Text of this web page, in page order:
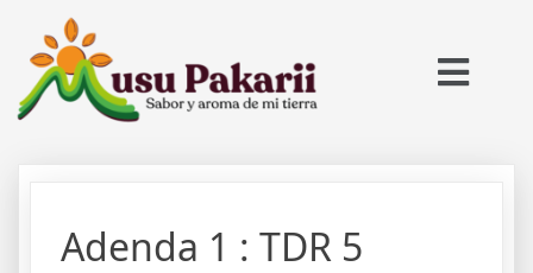
Adenda 1 : TDR 5